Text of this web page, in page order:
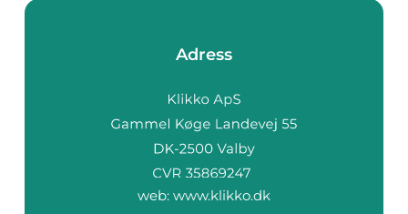
Adress
web: www.klikko.dk